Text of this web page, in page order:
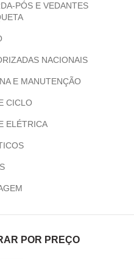
PÓS E VEDANTES
NACIONAIS
E MANUTENÇÃO
CICLO
ELÉTRICA
POR PREÇO